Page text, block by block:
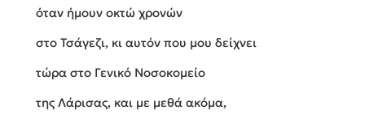
όταν ήμουν οκτώ χρονών
στο Τσάγεζι, κι αυτόν που μου δείχνει
τώρα στο Γενικό Νοσοκομείο
της Λάρισας, και με μεθά ακόμα,